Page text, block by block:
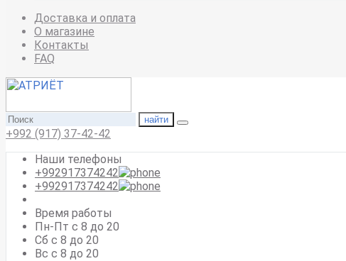
Доставка и оплата
О магазине
Контакты
FAQ
найти
+992 (917) 37-42-42
Наши телефоны
+992917374242
+992917374242
Время работы
Пн-Пт с 8 до 20
Сб с 8 до 20
Вс c 8 до 20